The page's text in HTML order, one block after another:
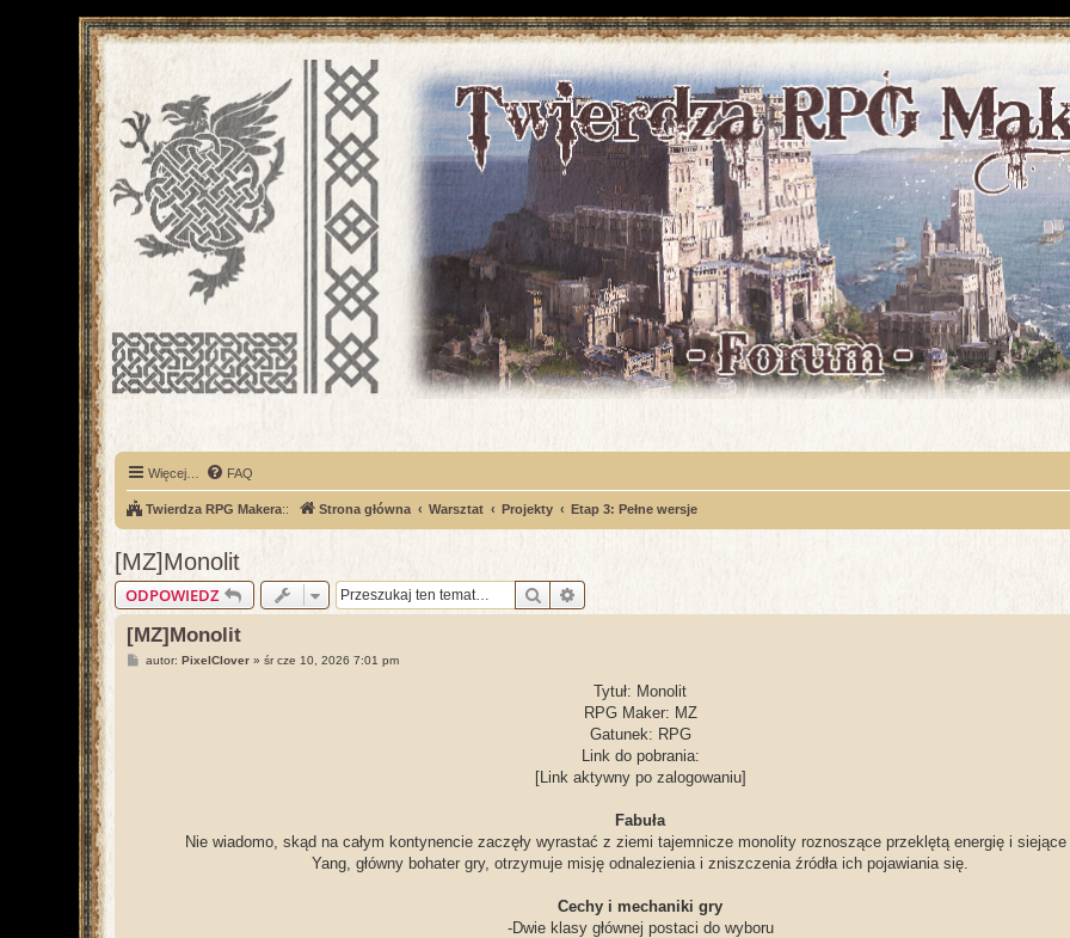
Więcej… FAQ
Twierdza RPG Makera:: Strona główna Warsztat Projekty Etap 3: Pełne wersje
[MZ]Monolit
ODPOWIEDZ Szukaj
[MZ]Monolit
Pautor: PixelClover» śr cze 10, 2026 7:01 pm
Tytuł: Monolit
RPG Maker: MZ
Gatunek: RPG
Link do pobrania:
[Link aktywny po zalogowaniu]
Fabuła
Nie wiadomo, skąd na całym kontynencie zaczęły wyrastać z ziemi tajemnicze monolity roznoszące przeklętą energię i siejące
Yang, główny bohater gry, otrzymuje misję odnalezienia i zniszczenia źródła ich pojawiania się.
Cechy i mechaniki gry
-Dwie klasy głównej postaci do wyboru